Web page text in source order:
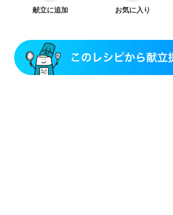
献立に追加 お気に入り